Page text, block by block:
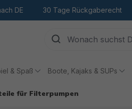
DE 30 Tage Rückgaberecht
& Spaß Boote, Kajaks & SUPs
für Filterpumpen